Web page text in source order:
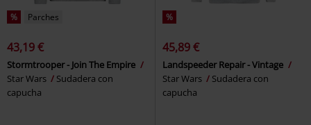
% Parches
43,19 €
Stormtrooper - Join The Empire
Star Wars
Sudadera con
capucha
%
45,89 €
Landspeeder Repair - Vintage
Star Wars
Sudadera con
capucha